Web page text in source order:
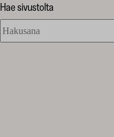
Hae sivustolta
sivustolta